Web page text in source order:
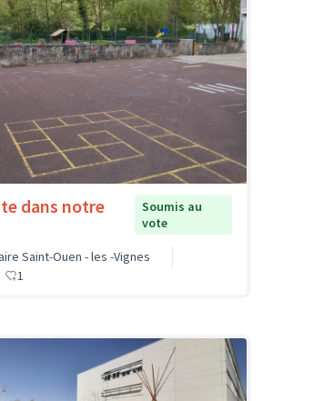
dans notre
Soumis au
vote
Saint-Ouen - les -Vignes
1